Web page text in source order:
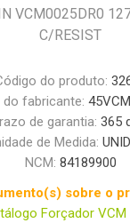
VCM0025DR0
C/RESIST
do produto:
do fabricante:
de garantia: 365
de Medida:
NCM: 84189900
sobre o
Forçador VCM